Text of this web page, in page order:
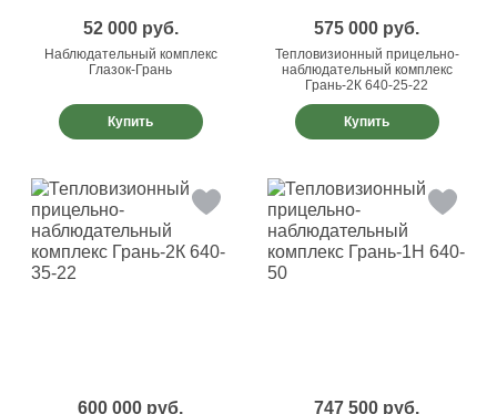
52 000 руб.
Наблюдательный комплекс
Глазок-Грань
Купить
575 000 руб.
Тепловизионный прицельно-
наблюдательный комплекс
Грань-2К 640-25-22
Купить
600 000 руб. 747 500 руб.